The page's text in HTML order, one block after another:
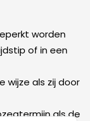
worden
of in een
wijze als zij door
als de